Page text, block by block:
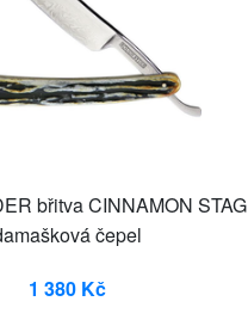
břitva CINNAMON STAG
čepel
1 380 Kč